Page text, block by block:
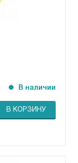
В наличии
В КОРЗИНУ